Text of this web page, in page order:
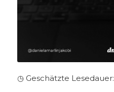
◷ Geschätzte Lesedauer: